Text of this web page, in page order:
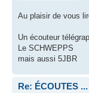
Au plaisir de vous
Un écouteur
Le SCHWEPPS
mais aussi 5JBR
Re: ÉCOUTES